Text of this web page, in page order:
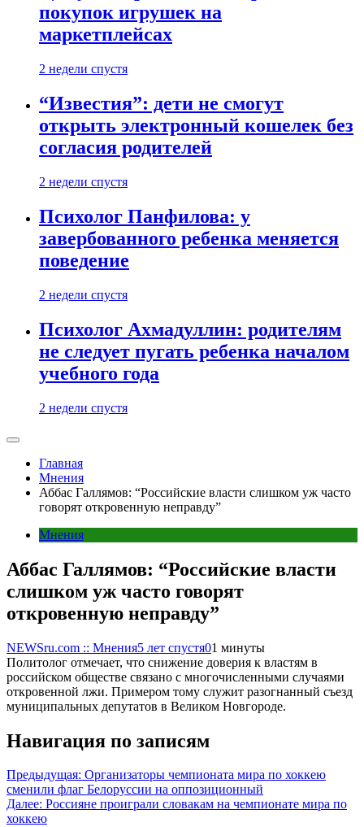
покупок игрушек на
маркетплейсах
2 недели спустя
“Известия”: дети не смогут
открыть электронный кошелек без
согласия родителей
2 недели спустя
Психолог Панфилова: у
завербованного ребенка меняется
поведение
2 недели спустя
Психолог Ахмадуллин: родителям
не следует пугать ребенка началом
учебного года
2 недели спустя
Главная
Мнения
Аббас Галлямов: “Российские власти слишком уж часто
говорят откровенную неправду”
Мнения
Аббас Галлямов: “Российские власти
слишком уж часто говорят
откровенную неправду”
NEWSru.com :: Мнения5 лет спустя01 минуты
Политолог отмечает, что снижение доверия к властям в
российском обществе связано с многочисленными случаями
откровенной лжи. Примером тому служит разогнанный съезд
муниципальных депутатов в Великом Новгороде.
Навигация по записям
Предыдущая: Организаторы чемпионата мира по хоккею
сменили флаг Белоруссии на оппозиционный
Далее: Россияне проиграли словакам на чемпионате мира по
хоккею